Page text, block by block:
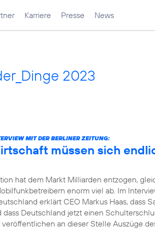
Karriere Presse News
2023
MIT DER BERLINER ZEITUNG:
müssen sich
hat dem Markt Milliarden entzogen,
enorm viel ab. Im
erklärt CEO Markus Haas, dass
Deutschland jetzt einen
an dieser Stelle Auszüge